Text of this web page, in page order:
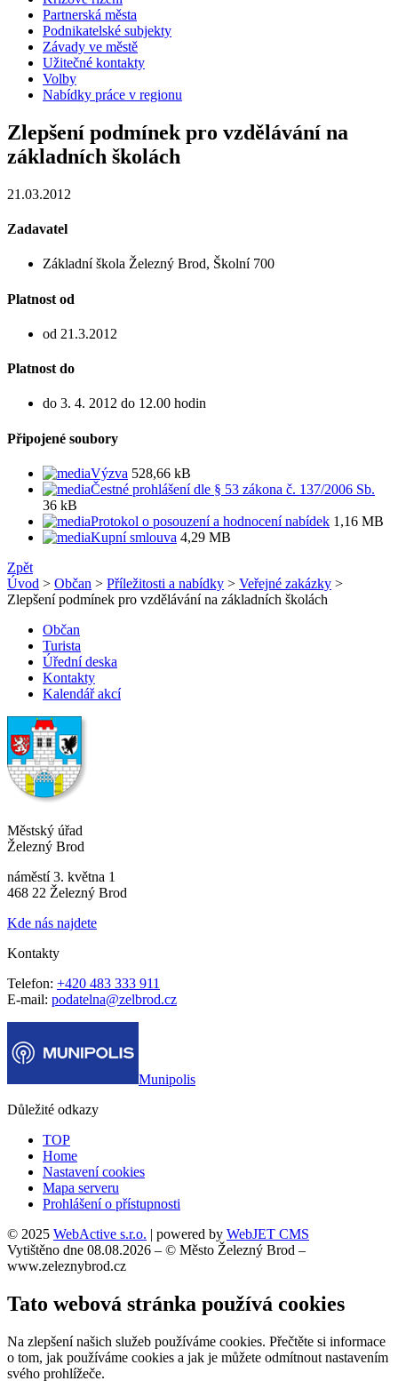
Partnerská města
Podnikatelské subjekty
Závady ve městě
Užitečné kontakty
Volby
Nabídky práce v regionu
Zlepšení podmínek pro vzdělávání na
základních školách
21.03.2012
Zadavatel
Základní škola Železný Brod, Školní 700
Platnost od
od 21.3.2012
Platnost do
do 3. 4. 2012 do 12.00 hodin
Připojené soubory
Výzva 528,66 kB
Čestné prohlášení dle § 53 zákona č. 137/2006 Sb.
36 kB
Protokol o posouzení a hodnocení nabídek 1,16 MB
Kupní smlouva 4,29 MB
Zpět
Úvod > Občan > Příležitosti a nabídky > Veřejné zakázky >
Zlepšení podmínek pro vzdělávání na základních školách
Občan
Turista
Úřední deska
Kontakty
Kalendář akcí
Městský úřad
Železný Brod
náměstí 3. května 1
468 22 Železný Brod
Kde nás najdete
Kontakty
Telefon: +420 483 333 911
E-mail: podatelna@zelbrod.cz
Munipolis
Důležité odkazy
TOP
Home
Nastavení cookies
Mapa serveru
Prohlášení o přístupnosti
© 2025 WebActive s.r.o. | powered by WebJET CMS
Vytištěno dne 08.08.2026 – © Město Železný Brod –
www.zeleznybrod.cz
Tato webová stránka používá cookies
Na zlepšení našich služeb používáme cookies. Přečtěte si informace
o tom, jak používáme cookies a jak je můžete odmítnout nastavením
svého prohlížeče.